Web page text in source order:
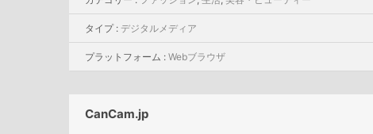
タイプ : デジタルメディア
プラットフォーム : Webブラウザ
CanCam.jp